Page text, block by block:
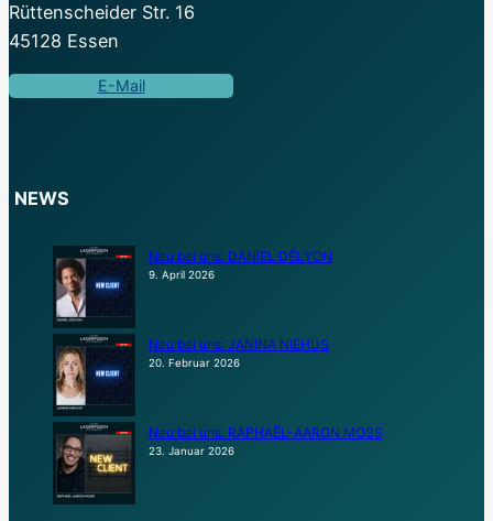
Rüttenscheider Str. 16
45128 Essen
E-Mail
NEWS
Neu bei uns: DANIEL DÉLYON
9. April 2026
Neu bei uns: JANINA NIEHUS
20. Februar 2026
Neu bei uns: RAPHAËL-AARON MOSS
23. Januar 2026